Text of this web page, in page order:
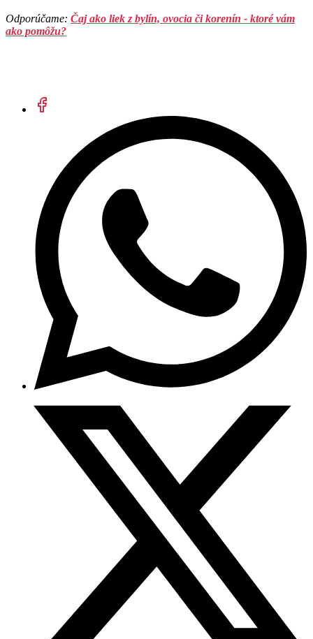
Odporúčame: Čaj ako liek z bylín, ovocia či korenín - ktoré vám
ako pomôžu?